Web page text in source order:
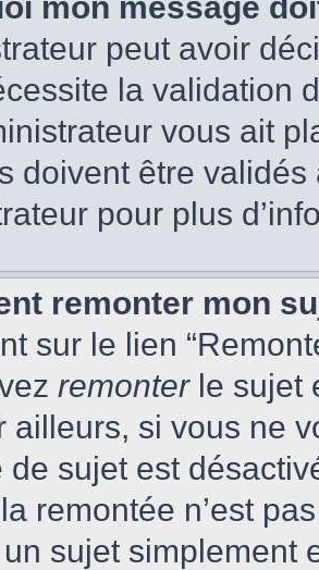
peut avoir
la validation
vous ait
doivent être validés
pour plus
remonter mon
sur le lien
remonterle sujet
ailleurs, si vous ne
de sujet est
remontée n’est
sujet simplement